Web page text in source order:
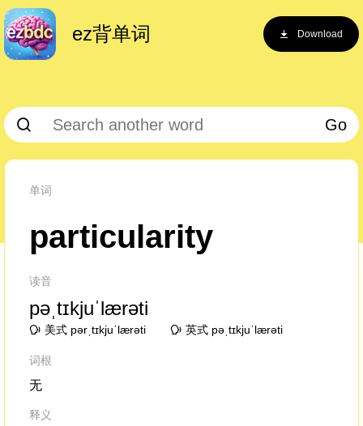
ez背单词 Download
Go
单词
particularity
读音
pəˌtɪkjuˈlærəti
美式 pərˌtɪkjuˈlærəti 英式 pəˌtɪkjuˈlærəti
词根
无
释义